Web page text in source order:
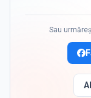
Sau